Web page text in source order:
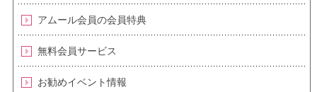
アムール会員の会員特典
無料会員サービス
お勧めイベント情報